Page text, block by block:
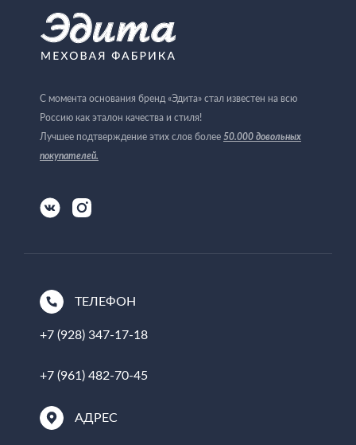
С момента основания бренд «Эдита» стал известен на всю
Россию как эталон качества и стиля!
Лучшее подтверждение этих слов более 50.000 довольных
покупателей.
ТЕЛЕФОН
+7 (928) 347-17-18
+7 (961) 482-70-45
АДРЕС